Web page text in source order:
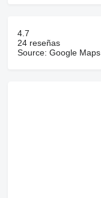
4.7
24 reseñas
Source: Google Maps